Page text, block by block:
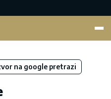
na google pretrazi